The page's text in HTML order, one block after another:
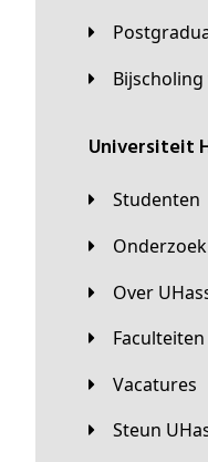
universiteit
Studenten
Onderzoek
Over
Faculteiten
Vacatures
Steun